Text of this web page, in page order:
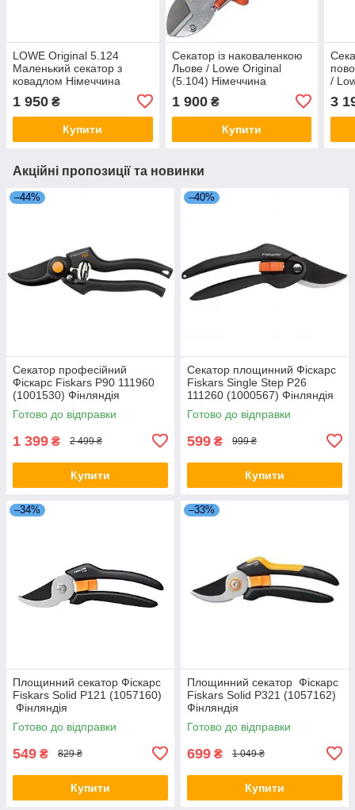
LOWE Original 5.124
Маленький секатор з
ковадлом Німеччина
1 950 ₴
Купити
Секатор із наковаленкою
Льове / Lowe Original
(5.104) Німеччина
1 900₴
Купити
/
3
Акційні пропозиції та новинки
–44%
Секатор професійний
Фіскарс Fiskars P90 111960
(1001530) Фінляндія
Готово до відправки
1 399 ₴ 2 499 ₴
Купити
–40%
Секатор площинний Фіскарс
Fiskars Single Step P26
111260 (1000567) Фінляндія
Готово до відправки
599 ₴ 999 ₴
Купити
–34%
Площинний секатор Фіскарс
Fiskars Solid P121 (1057160)
Фінляндія
Готово до відправки
549 ₴ 829 ₴
Купити
–33%
Площинний секатор Фіскарс
Fiskars Solid P321 (1057162)
Фінляндія
Готово до відправки
699 ₴ 1 049 ₴
Купити